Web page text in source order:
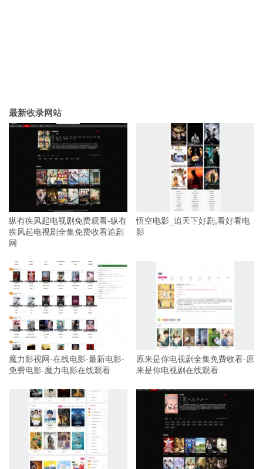
最新收录网站
纵有疾风起电视剧免费观看-纵有
疾风起电视剧全集免费收看追剧
网
悟空电影_追天下好剧,看好看电
影
魔力影视网-在线电影-最新电影-
免费电影-魔力电影在线观看
原来是你电视剧全集免费收看-原
来是你电视剧在线观看